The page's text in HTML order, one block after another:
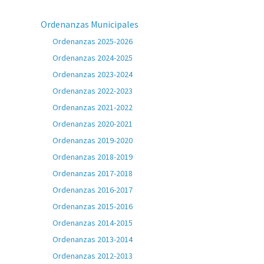
Ordenanzas Municipales
Ordenanzas 2025-2026
Ordenanzas 2024-2025
Ordenanzas 2023-2024
Ordenanzas 2022-2023
Ordenanzas 2021-2022
Ordenanzas 2020-2021
Ordenanzas 2019-2020
Ordenanzas 2018-2019
Ordenanzas 2017-2018
Ordenanzas 2016-2017
Ordenanzas 2015-2016
Ordenanzas 2014-2015
Ordenanzas 2013-2014
Ordenanzas 2012-2013